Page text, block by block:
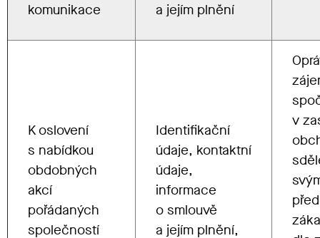
komunikace
a jejím plnění
K oslovení
s nabídkou
obdobných
akcí
pořádaných
společností
Identifikační
údaje, kontaktní
údaje,
informace
o smlouvě
a jejím plnění,
v